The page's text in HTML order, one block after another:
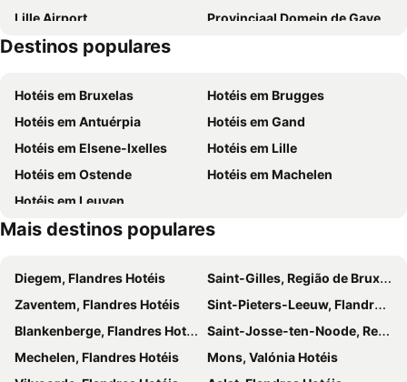
Elckerlyck Inn Hotel
C-Hotels Westwing
Horenbecca Bistro & Wellness
Lille Airport
Provinciaal Domein de Gavers
Graslei en Koornlei
Lissewege
Kortrijk Congé
Ghelamco Arena
Gare de Lille Europe
Marché de Noël
Praça do Mercado
Hippodroom Waregem
Hof van Cleve
Begijnhof Museum
Sea Side Show
Park Jazz
Wij Trouwen
Talbot House
Blaton
Vuurwerk Nieuw Jaar
Eglise Saint-Pierre d'Ascq
Château d'Attre
Chambre de Commerce et d'Industrie
Flea Market Torrepoortfeesten
Destinos populares
Hotéis em Bruxelas
Hotéis em Brugges
Hotéis em Antuérpia
Hotéis em Gand
Hotéis em Elsene-Ixelles
Hotéis em Lille
Hotéis em Ostende
Hotéis em Machelen
Hotéis em Leuven
Mais destinos populares
Diegem, Flandres Hotéis
Saint-Gilles, Região de Bruxelas-Capital Hotéis
Zaventem, Flandres Hotéis
Sint-Pieters-Leeuw, Flandres Hotéis
Blankenberge, Flandres Hotéis
Saint-Josse-ten-Noode, Região de Bruxelas-Capital Hotéis
Mechelen, Flandres Hotéis
Mons, Valónia Hotéis